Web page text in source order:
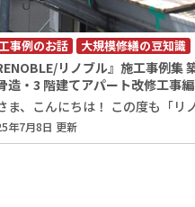
リノブル』施工事例集
造・3 階建てアパート改修工事
年7月8日 更新
事例のお話 大規模修繕の豆知識